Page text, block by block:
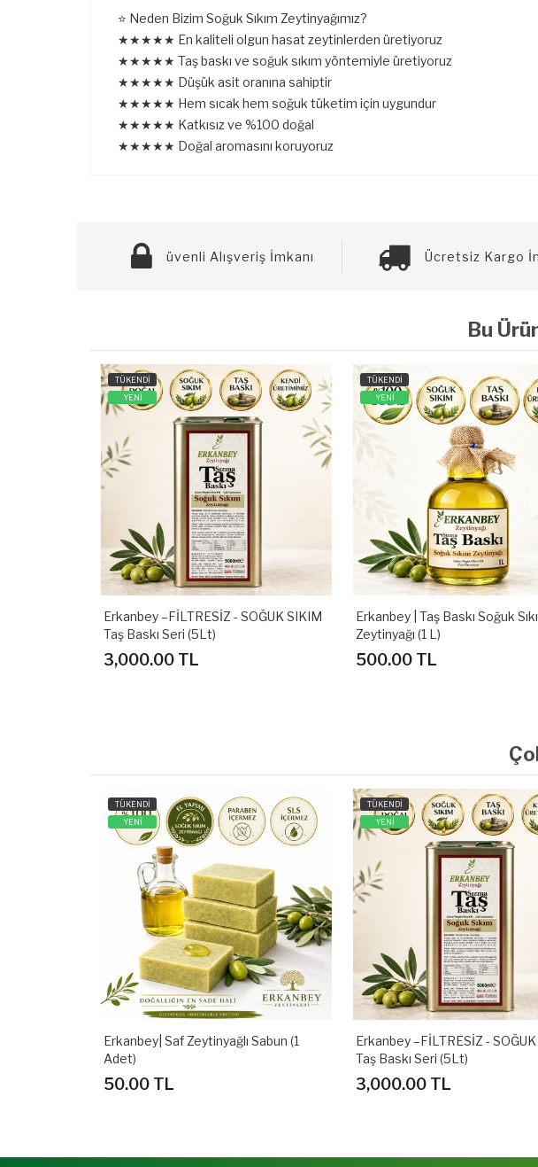
⭐ Neden Bizim Soğuk Sıkım Zeytinyağımız?
★★★★★ En kaliteli olgun hasat zeytinlerden üretiyoruz
★★★★★ Taş baskı ve soğuk sıkım yöntemiyle üretiyoruz
★★★★★ Düşük asit oranına sahiptir
★★★★★ Hem sıcak hem soğuk tüketim için uygundur
★★★★★ Katkısız ve %100 doğal
★★★★★ Doğal aromasını koruyoruz
üvenli Alışveriş İmkanı Ücretsiz Kargo
Bu
TÜKENDİ
YENİ
Erkanbey –FİLTRESİZ - SOĞUK SIKIM
Taş Baskı Seri (5Lt)
3,000.00 TL
TÜKENDİ
YENİ
Erkanbey | Taş Baskı Soğuk
Zeytinyağı (1 L)
500.00 TL
TÜKENDİ
YENİ
Erkanbey| Saf Zeytinyağlı Sabun (1
Adet)
50.00 TL
TÜKENDİ
YENİ
Erkanbey –FİLTRESİZ -
Taş Baskı Seri (5Lt)
3,000.00 TL